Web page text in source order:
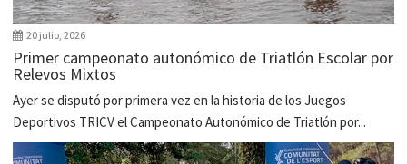
20 julio, 2026
Primer campeonato autonómico de Triatlón Escolar por
Relevos Mixtos
Ayer se disputó por primera vez en la historia de los Juegos
Deportivos TRICV el Campeonato Autonómico de Triatlón por...